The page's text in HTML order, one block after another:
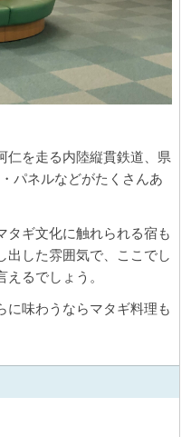
仁を走る内陸縦貫鉄道、県
パネルなどがたくさんあ
タギ文化に触れられる宿も
出した雰囲気で、ここでし
るでしょう。
に味わうならマタギ料理も